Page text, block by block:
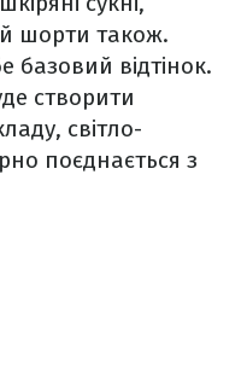
й шорти також.
базовий відтінок.
створити
світло-
поєднається з